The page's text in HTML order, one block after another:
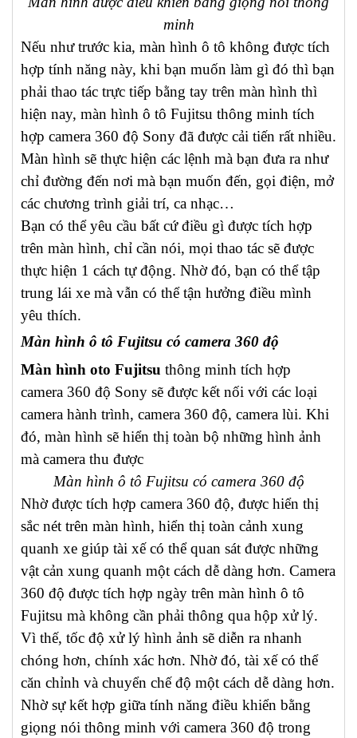
minh
Nếu như trước kia, màn hình ô tô không được tích
hợp tính năng này, khi bạn muốn làm gì đó thì bạn
phải thao tác trực tiếp bằng tay trên màn hình thì
hiện nay, màn hình ô tô Fujitsu thông minh tích
hợp camera 360 độ Sony đã được cải tiến rất nhiều.
Màn hình sẽ thực hiện các lệnh mà bạn đưa ra như
chỉ đường đến nơi mà bạn muốn đến, gọi điện, mở
các chương trình giải trí, ca nhạc…
Bạn có thể yêu cầu bất cứ điều gì được tích hợp
trên màn hình, chỉ cần nói, mọi thao tác sẽ được
thực hiện 1 cách tự động. Nhờ đó, bạn có thể tập
trung lái xe mà vẫn có thể tận hưởng điều mình
yêu thích.
Màn hình ô tô Fujitsu có camera 360 độ
Màn hình oto Fujitsu thông minh tích hợp
camera 360 độ Sony sẽ được kết nối với các loại
camera hành trình, camera 360 độ, camera lùi. Khi
đó, màn hình sẽ hiển thị toàn bộ những hình ảnh
mà camera thu được
Màn hình ô tô Fujitsu có camera 360 độ
Nhờ được tích hợp camera 360 độ, được hiển thị
sắc nét trên màn hình, hiển thị toàn cảnh xung
quanh xe giúp tài xế có thể quan sát được những
vật cản xung quanh một cách dễ dàng hơn. Camera
360 độ được tích hợp ngày trên màn hình ô tô
Fujitsu mà không cần phải thông qua hộp xử lý.
Vì thế, tốc độ xử lý hình ảnh sẽ diễn ra nhanh
chóng hơn, chính xác hơn. Nhờ đó, tài xế có thể
căn chỉnh và chuyển chế độ một cách dễ dàng hơn.
Nhờ sự kết hợp giữa tính năng điều khiển bằng
giọng nói thông minh với camera 360 độ trong